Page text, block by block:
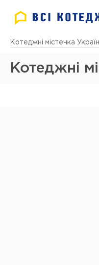
Котеджні містечка
Котеджні